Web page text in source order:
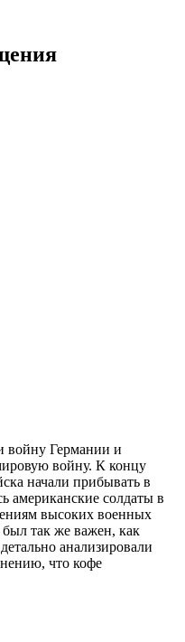
войну Германии и
войну. К концу
начали прибывать в
американские солдаты в
высоких военных
так же важен, как
анализировали
что кофе